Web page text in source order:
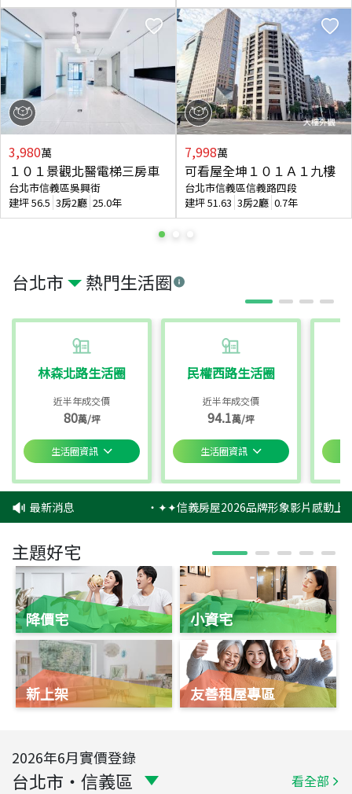
台北市 熱門生活圈
林森北路生活圈
近半年成交價
80萬/坪
生活圈資訊
民權西路生活圈
近半年成交價
94.1萬/坪
生活圈資訊
3,980萬
１０１景觀北醫電梯三房車
台北市信義區吳興街
建坪56.5 3房2廳 25.0年
7,998萬
可看屋全坤１０１Ａ１九樓
台北市信義區信義路四段
建坪51.63 3房2廳 0.7年
最新消息 ‧✦✦信義房屋2026品牌形象影片感動上
主題好宅
降價宅
新上架
小資宅
友善租屋專區
2026年6月實價登錄
台北市 ・ 信義區 看全部